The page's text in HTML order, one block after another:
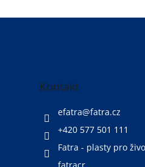
Kontakt
efatra@fatra.cz
+420 577 501 111
Fatra - plasty pro